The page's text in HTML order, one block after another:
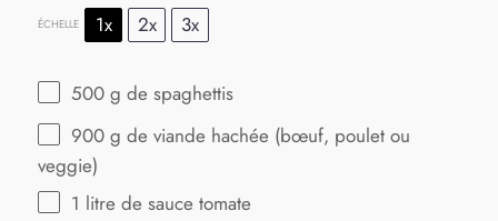
ÉCHELLE 1x 2x 3x
500 g de spaghettis
900 g de viande hachée (bœuf, poulet ou
veggie)
1 litre de sauce tomate